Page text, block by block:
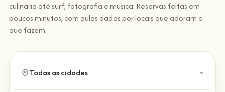
culinária até surf, fotografia e música. Reservas feitas em
poucos minutos, com aulas dadas por locais que adoram o
que fazem.